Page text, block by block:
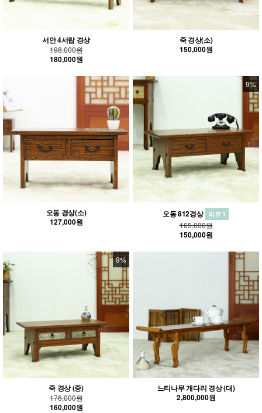
서안 4서랍 경상
198,000원
180,000원
죽 경상(소)
150,000원
오동 경상(소)
127,000원
9%
오동 812경상 리뷰 1
165,000원
150,000원
9%
죽 경상 (중)
176,000원
160,000원
느티나무 개다리 경상 (대)
2,800,000원